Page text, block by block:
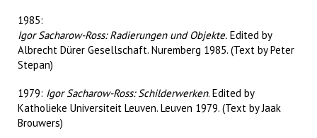
1985:
Igor Sacharow-Ross: Radierungen und Objekte. Edited by
Albrecht Dürer Gesellschaft. Nuremberg 1985. (Text by Peter
Stepan)
1979: Igor Sacharow-Ross: Schilderwerken. Edited by
Katholieke Universiteit Leuven. Leuven 1979. (Text by Jaak
Brouwers)